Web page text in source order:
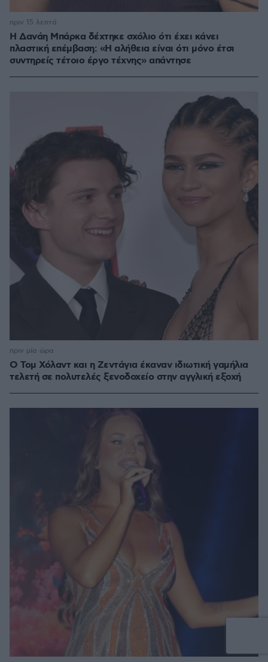
Η Δανάη Μπάρκα δέχτηκε σχόλιο ότι έχει κάνει
πλαστική επέμβαση: «Η αλήθεια είναι ότι μόνο έτσι
συντηρείς τέτοιο έργο τέχνης» απάντησε
πριν 15 λεπτά
O Τομ Χόλαντ και η Ζεντάγια έκαναν ιδιωτική γαμήλια
τελετή σε πολυτελές ξενοδοχείο στην αγγλική εξοχή
πριν μία ώρα